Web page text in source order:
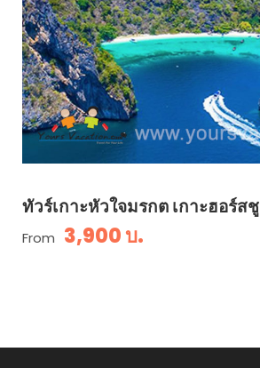
ทัวร์เกาะหัวใจมรกต เกาะฮอร์สชู
From 3,900 บ.